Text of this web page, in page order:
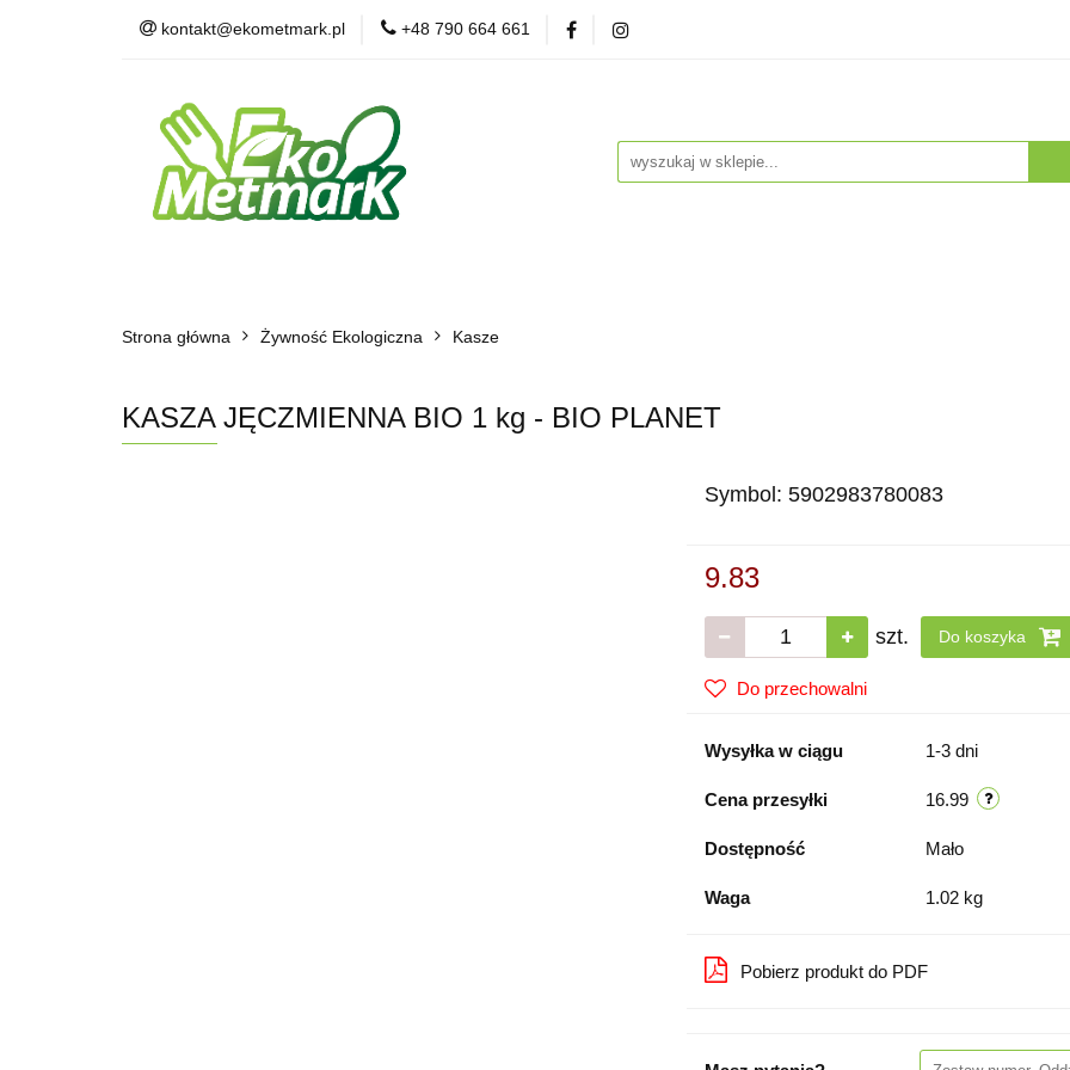
kontakt@ekometmark.pl +48 790 664 661
Dla Zwierząt BLOG POLECAMY
Żywność Ekologiczna Herbaty i Kawy
Witaminy i Suplementy
POLECAMY
Strona główna Żywność Ekologiczna Kasze
KASZA JĘCZMIENNA BIO 1 kg - BIO PLANET
Symbol: 5902983780083
9.83
szt. Do koszyka
Do przechowalni
Wysyłka w ciągu 1-3 dni
Cena przesyłki 16.99
Dostępność Mało
Waga 1.02 kg
Pobierz produkt do PDF